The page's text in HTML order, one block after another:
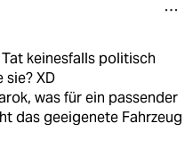
keinesfalls politisch
XD
was für ein passender
das geeigenete Fahrzeug